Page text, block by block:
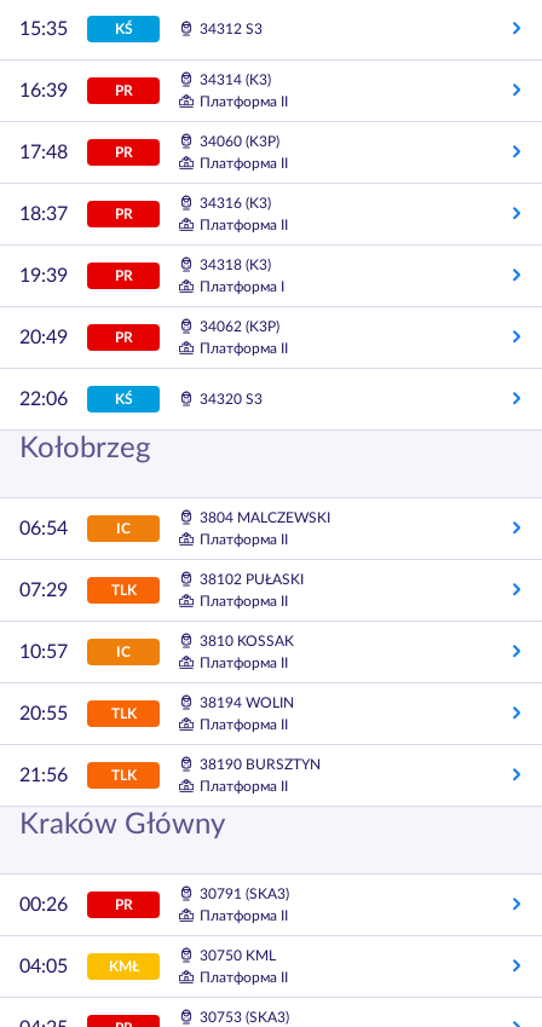
15:35 KŚ 34312 S3
16:39 PR
34314 (K3)
Платформа II
17:48 PR
34060 (K3P)
Платформа II
18:37 PR
34316 (K3)
Платформа II
19:39 PR
34318 (K3)
Платформа I
20:49 PR
34062 (K3P)
Платформа II
22:06 KŚ 34320 S3
Kołobrzeg
06:54 IC
3804 MALCZEWSKI
Платформа II
07:29 TLK
38102 PUŁASKI
Платформа II
10:57 IC
3810 KOSSAK
Платформа II
20:55 TLK
38194 WOLIN
Платформа II
21:56 TLK
38190 BURSZTYN
Платформа II
Kraków Główny
00:26 PR
30791 (SKA3)
Платформа II
04:05 KMŁ
30750 KML
Платформа II
30753 (SKA3)